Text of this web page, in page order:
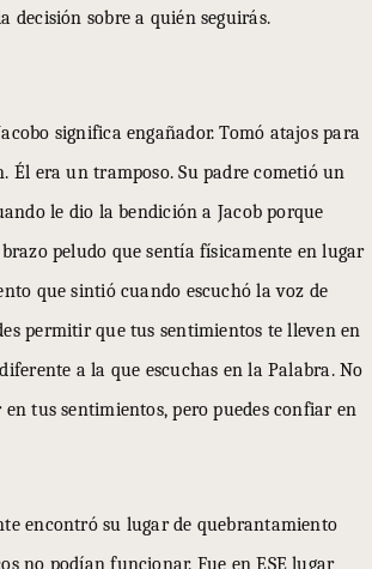
decisión sobre a quién seguirás.
significa engañador. Tomó atajos para
Él era un tramposo. Su padre cometió un
le dio la bendición a Jacob porque
peludo que sentía físicamente en lugar
que sintió cuando escuchó la voz de
permitir que tus sentimientos te lleven en
a la que escuchas en la Palabra. No
en tus sentimientos, pero puedes confiar en
encontró su lugar de quebrantamiento
no podían funcionar. Fue en ESE lugar